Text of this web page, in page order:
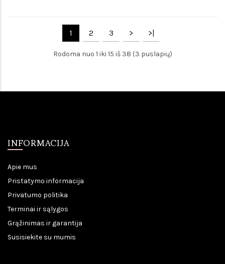
1 2 3 > >|
Rodoma nuo 1 iki 15 iš 38 (3 puslapių)
INFORMACIJA
Apie mus
Pristatymo informacija
Privatumo politika
Terminai ir sąlygos
Grąžinimas ir garantija
Susisiekite su mumis